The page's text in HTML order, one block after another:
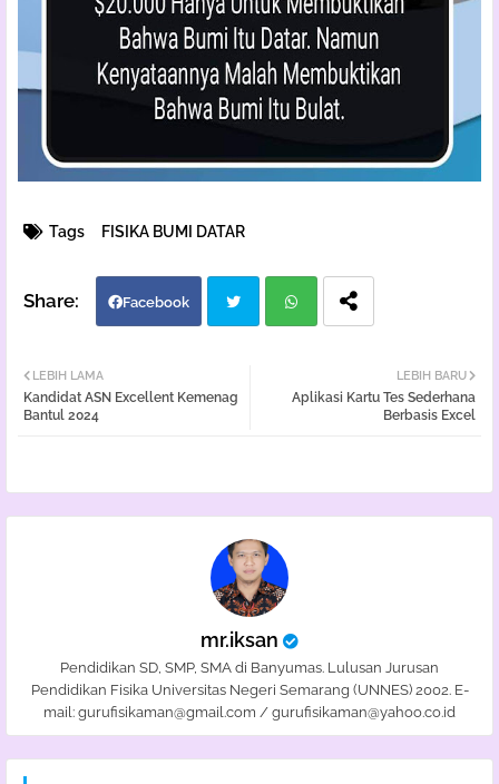
Tags FISIKA BUMI DATAR
Facebook
tter atsa
LEBIH BARU
Aplikasi Kartu Tes Sederhana
Berbasis Excel
LEBIH LAMA
Kandidat ASN Excellent Kemenag
Bantul 2024
mr.iksan
Pendidikan SD, SMP, SMA di Banyumas. Lulusan Jurusan
Pendidikan Fisika Universitas Negeri Semarang (UNNES) 2002. E-
mail: gurufisikaman@gmail.com / gurufisikaman@yahoo.co.id